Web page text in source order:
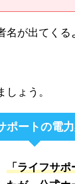
が出てくる
ょう。
ポートの電
「ライフサポ